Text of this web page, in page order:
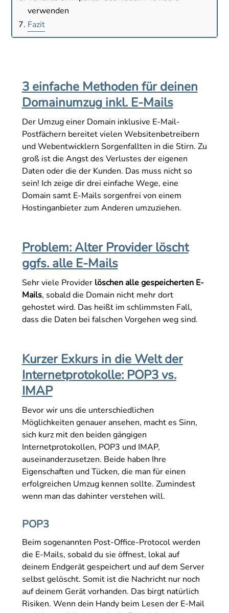
verwenden
Fazit
3 einfache Methoden für deinen
Domainumzug inkl. E-Mails
Der Umzug einer Domain inklusive E-Mail-
Postfächern bereitet vielen Websitenbetreibern
und Webentwicklern Sorgenfallten in die Stirn. Zu
groß ist die Angst des Verlustes der eigenen
Daten oder die der Kunden. Das muss nicht so
sein! Ich zeige dir drei einfache Wege, eine
Domain samt E-Mails sorgenfrei von einem
Hostinganbieter zum Anderen umzuziehen.
Problem: Alter Provider löscht
ggfs. alle E-Mails
Sehr viele Provider löschen alle gespeicherten E-
Mails, sobald die Domain nicht mehr dort
gehostet wird. Das heißt im schlimmsten Fall,
dass die Daten bei falschen Vorgehen weg sind.
Kurzer Exkurs in die Welt der
Internetprotokolle: POP3 vs.
IMAP
Bevor wir uns die unterschiedlichen
Möglichkeiten genauer ansehen, macht es Sinn,
sich kurz mit den beiden gängigen
Internetprotokollen, POP3 und IMAP,
auseinanderzusetzen. Beide haben Ihre
Eigenschaften und Tücken, die man für einen
erfolgreichen Umzug kennen sollte. Zumindest
wenn man das dahinter verstehen will.
POP3
Beim sogenannten Post-Office-Protocol werden
die E-Mails, sobald du sie öffnest, lokal auf
deinem Endgerät gespeichert und auf dem Server
selbst gelöscht. Somit ist die Nachricht nur noch
auf deinem Gerät vorhanden. Das birgt natürlich
Risiken. Wenn dein Handy beim Lesen der E-Mail